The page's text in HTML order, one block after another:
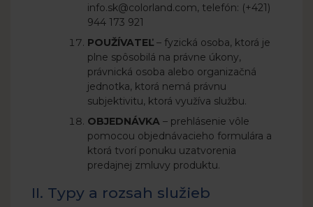
info.sk@colorland.com, telefón: (+421)
944 173 921
POUŽÍVATEĽ – fyzická osoba, ktorá je
plne spôsobilá na právne úkony,
právnická osoba alebo organizačná
jednotka, ktorá nemá právnu
subjektivitu, ktorá využíva službu.
OBJEDNÁVKA – prehlásenie vôle
pomocou objednávacieho formulára a
ktorá tvorí ponuku uzatvorenia
predajnej zmluvy produktu.
II. Typy a rozsah služieb